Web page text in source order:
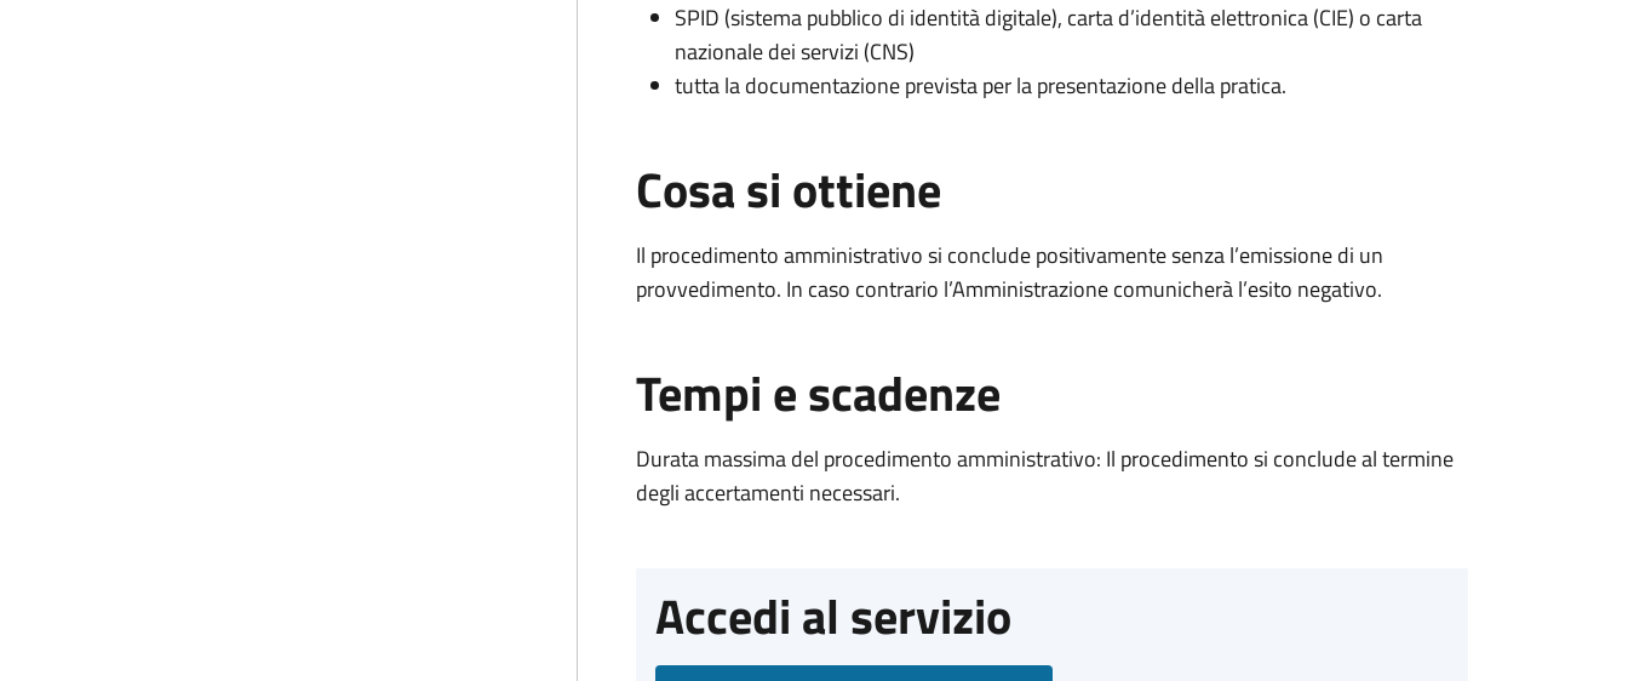
SPID (sistema pubblico di identità digitale), carta d’identità elettronica (CIE) o carta
nazionale dei servizi (CNS)
tutta la documentazione prevista per la presentazione della pratica.
Cosa si ottiene
Il procedimento amministrativo si conclude positivamente senza l’emissione di un
provvedimento. In caso contrario l’Amministrazione comunicherà l’esito negativo.
Tempi e scadenze
Durata massima del procedimento amministrativo: Il procedimento si conclude al termine
degli accertamenti necessari.
Accedi al servizio